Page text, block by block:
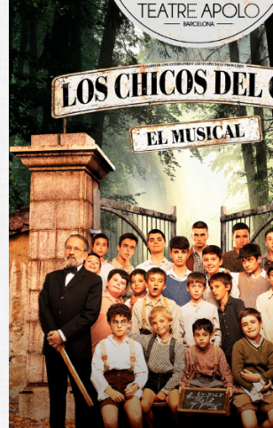
enseñanza transforma el internado, haciendo de la
esperanza y la amistad.
El proyecto está a cargo de un equipo creativo
dirección de Juan Lluis Iborra y adaptación de Pedro
formado por Manu Rodríguez, Rafa Castejón, Chus
Zamalloa, Rubén Yuste, Israel Menéndez y Fran del
más de 25 niños de entre 7 y 17 años que dan vida a
historia.